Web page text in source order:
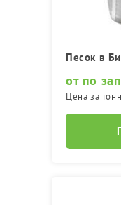
Песок в
от по
Цена за